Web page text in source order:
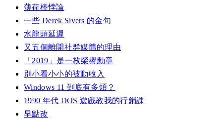
薄荷棒悖論
一些 Derek Sivers 的金句
水龍頭延遲
又五個離開社群媒體的理由
「2019」是一枚榮譽勳章
別小看小小的被動收入
Windows 11 到底有多煩？
1990 年代 DOS 遊戲教我的行銷課
早點改